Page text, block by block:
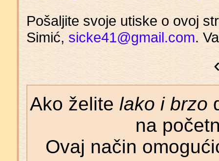
Pošaljite svoje utiske o ovoj
Simić, sicke41@gmail.com.
Ako želite lako i brzo
na
Ovaj način